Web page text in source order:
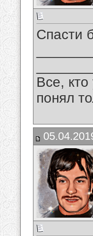
Спасти
Все,
понял